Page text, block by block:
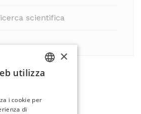
scientifica
×
utilizza
i cookie per
di